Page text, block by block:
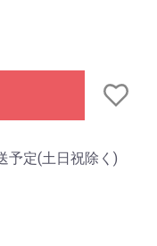
予定(土日祝除く)